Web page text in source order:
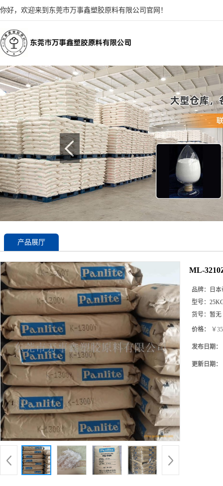
你好，欢迎来到东莞市万事鑫塑胶原料有限公司官网！
产品展厅
ML-
品牌：
日
型号：
货号： 暂无
价格： ￥
发布日期：
更新日期：